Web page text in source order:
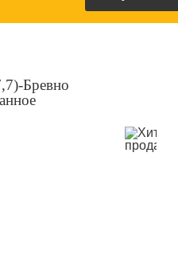
Бревно